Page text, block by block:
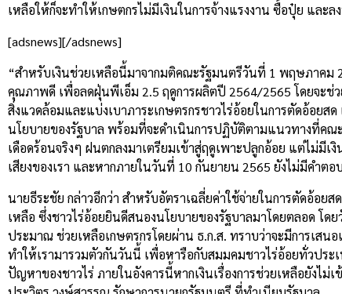
เหลือให้ก็จะทำให้เกษตกรไม่มีเงินในการจ้างแรงงาน ซื้อปุ๋ย และ
[adsnews][/adsnews]
“สำหรับเงินช่วยเหลือนี้มาจากมติคณะรัฐมนตรีวันที่ 1 พฤษภาคม
คุณภาพดี เพื่อลดฝุ่นพีเอ็ม 2.5 ฤดูการผลิตปี 2564/2565 โดยจะช่
สิ่งแวดล้อมและแบ่งเบาภาระเกษตรกรชาวไร่อ้อยในการตัดอ้อย
นโยบายของรัฐบาล พร้อมที่จะดำเนินการปฏิบัติตามแนวทางที่คณ
เดือดร้อนจริงๆ ฝนตกลงมาเตรียมเข้าสู่ฤดูเพาะปลูกอ้อย แต่ไม่มี
เสียงของเรา และหากภายในวันที่ 10 กันยายน 2565 ยังไม่มีคำต
นายธีระชัย กล่าวอีกว่า สำหรับอัตราเฉลี่ยค่าใช้จ่ายในการตัดอ้อ
เหลือ ซึ่งชาวไร่อ้อยยินดีสนองนโยบายของรัฐบาลมาโดยตลอด โ
ประมาณ ช่วยเหลือเกษตรกรโดยผ่าน ธ.ก.ส. ทราบว่าจะมีการเสน
ทำให้เรามารวมตัวกันวันนี้ เพื่อหารือกับสมมคมชาวไร่อ้อยทั่วประ
ปัญหาของชาวไร่ ภายในอังคารนี้หากเงินเรื่องการช่วยเหลือยังไ